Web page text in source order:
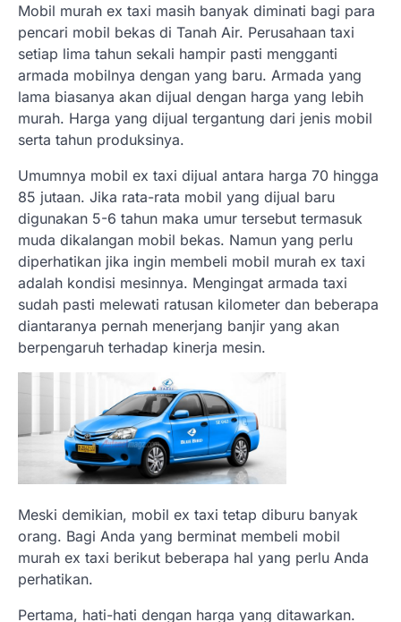
Mobil murah ex taxi masih banyak diminati bagi para
pencari mobil bekas di Tanah Air. Perusahaan taxi
setiap lima tahun sekali hampir pasti mengganti
armada mobilnya dengan yang baru. Armada yang
lama biasanya akan dijual dengan harga yang lebih
murah. Harga yang dijual tergantung dari jenis mobil
serta tahun produksinya.
Umumnya mobil ex taxi dijual antara harga 70 hingga
85 jutaan. Jika rata-rata mobil yang dijual baru
digunakan 5-6 tahun maka umur tersebut termasuk
muda dikalangan mobil bekas. Namun yang perlu
diperhatikan jika ingin membeli mobil murah ex taxi
adalah kondisi mesinnya. Mengingat armada taxi
sudah pasti melewati ratusan kilometer dan beberapa
diantaranya pernah menerjang banjir yang akan
berpengaruh terhadap kinerja mesin.
Meski demikian, mobil ex taxi tetap diburu banyak
orang. Bagi Anda yang berminat membeli mobil
murah ex taxi berikut beberapa hal yang perlu Anda
perhatikan.
Pertama, hati-hati dengan harga yang ditawarkan.